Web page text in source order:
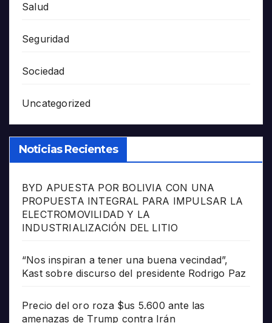
Salud
Seguridad
Sociedad
Uncategorized
Noticias Recientes
BYD APUESTA POR BOLIVIA CON UNA
PROPUESTA INTEGRAL PARA IMPULSAR LA
ELECTROMOVILIDAD Y LA
INDUSTRIALIZACIÓN DEL LITIO
“Nos inspiran a tener una buena vecindad”,
Kast sobre discurso del presidente Rodrigo Paz
Precio del oro roza $us 5.600 ante las
amenazas de Trump contra Irán